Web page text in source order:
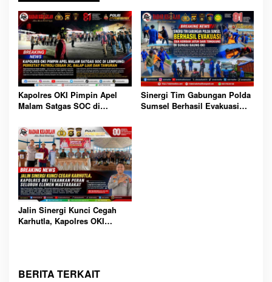
Kapolres OKI Pimpin Apel
Malam Satgas SOC di
Cegah 3C, Balap Liar dan
Tawuran
Sinergi Tim Gabungan Polda
Sumsel Berhasil Evakuasi
Jalin Sinergi Kunci Cegah
Karhutla, Kapolres OKI
BERITA TERKAIT